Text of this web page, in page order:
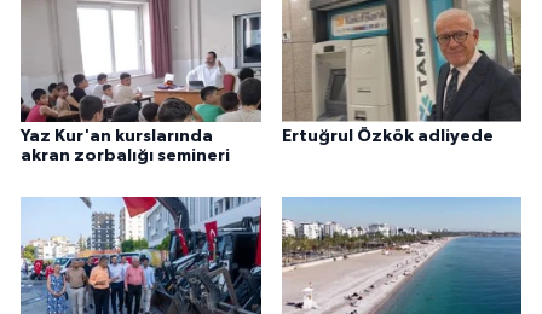
Yaz Kur'an kurslarında
akran zorbalığı semineri
Ertuğrul Özkök adliyede